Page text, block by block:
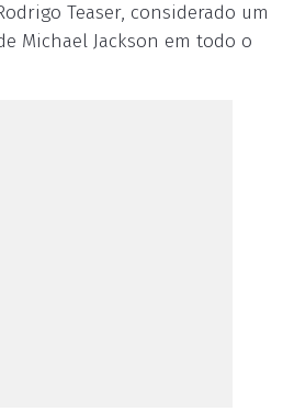
Teaser, considerado um
Michael Jackson em todo o